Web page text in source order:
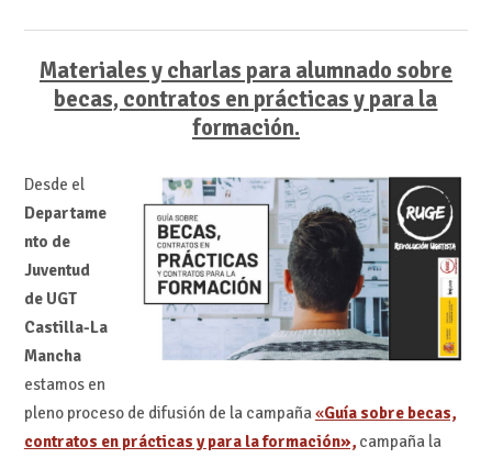
Materiales y charlas para alumnado sobre
becas, contratos en prácticas y para la
formación.
Desde el
Departame
nto de
Juventud
de UGT
Castilla-La
Mancha
estamos en
pleno proceso de difusión de la campaña«Guía sobre becas,
contratos en prácticas y para la formación»,campaña la